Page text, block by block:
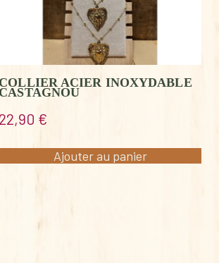
COLLIER ACIER INOXYDABLE
CASTAGNOU
22,90 €
Ajouter au panier